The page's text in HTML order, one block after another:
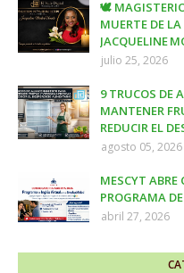
🕊️ MAGISTERIO
MUERTE DE
JACQUELINE
julio 25, 2026
9 TRUCOS DE
MANTENER
REDUCIR EL
agosto 05, 2026
MESCYT
PROGRAMA
abril 27, 2026